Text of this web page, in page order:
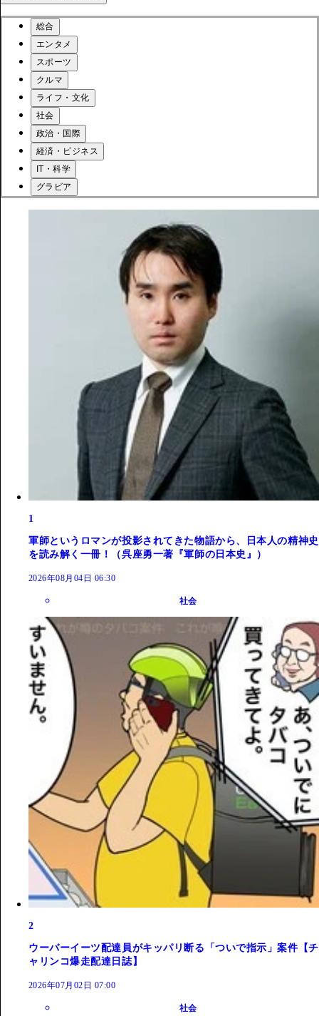
総合
エンタメ
スポーツ
クルマ
ライフ・文化
社会
政治・国際
経済・ビジネス
IT・科学
グラビア
1
軍師というロマンが投影されてきた物語から、日本人の精神史
を読み解く一冊！（呉座勇一著『軍師の日本史』）
2026年08月04日 06:30
社会
2
ウーバーイーツ配達員がキッパリ断る「ついで指示」案件【チ
ャリンコ爆走配達日誌】
2026年07月02日 07:00
社会